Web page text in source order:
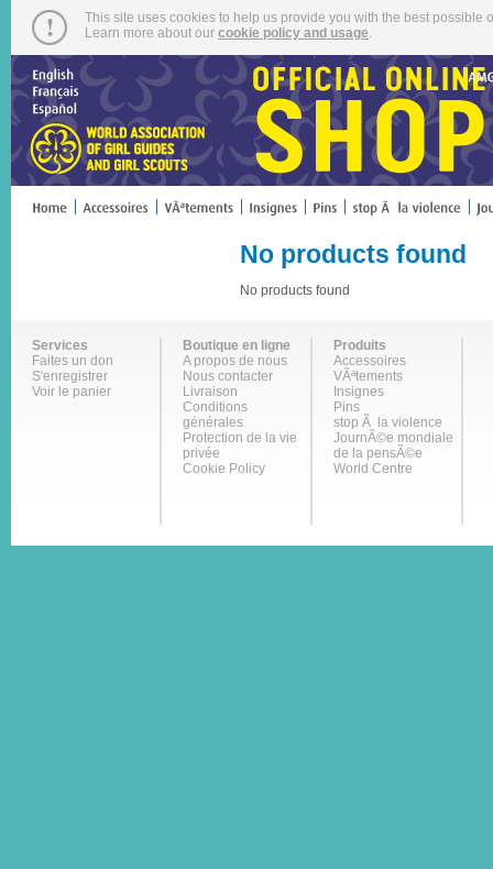
This site uses cookies to help us provide you with the best
Learn more about our cookie policy and usage
No products found
No products found
Services
Faites un don
S'enregistrer
Voir le panier
Boutique en ligne
A propos de nous
Nous contacter
Livraison
Conditions
générales
Protection de la vie
privée
Cookie Policy
Produits
Accessoires
VÃªtements
Insignes
Pins
stop Ã la violence
JournÃ©e mondiale
de la pensÃ©e
World Centre